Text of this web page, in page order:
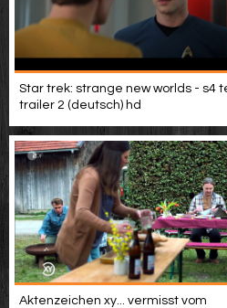
Star trek: strange new worlds - s4
trailer 2 (deutsch) hd
Aktenzeichen xy... vermisst vom